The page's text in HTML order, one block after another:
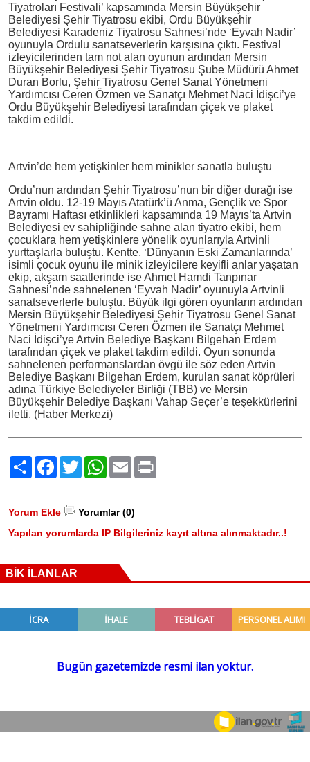
Tiyatroları Festivali’ kapsamında Mersin Büyükşehir
Belediyesi Şehir Tiyatrosu ekibi, Ordu Büyükşehir
Belediyesi Karadeniz Tiyatrosu Sahnesi’nde ‘Eyvah Nadir’
oyunuyla Ordulu sanatseverlerin karşısına çıktı. Festival
izleyicilerinden tam not alan oyunun ardından Mersin
Büyükşehir Belediyesi Şehir Tiyatrosu Şube Müdürü Ahmet
Duran Borlu, Şehir Tiyatrosu Genel Sanat Yönetmeni
Yardımcısı Ceren Özmen ve Sanatçı Mehmet Naci İdişci’ye
Ordu Büyükşehir Belediyesi tarafından çiçek ve plaket
takdim edildi.
Artvin’de hem yetişkinler hem minikler sanatla buluştu
Ordu’nun ardından Şehir Tiyatrosu’nun bir diğer durağı ise
Artvin oldu. 12-19 Mayıs Atatürk’ü Anma, Gençlik ve Spor
Bayramı Haftası etkinlikleri kapsamında 19 Mayıs’ta Artvin
Belediyesi ev sahipliğinde sahne alan tiyatro ekibi, hem
çocuklara hem yetişkinlere yönelik oyunlarıyla Artvinli
yurttaşlarla buluştu. Kentte, ‘Dünyanın Eski Zamanlarında’
isimli çocuk oyunu ile minik izleyicilere keyifli anlar yaşatan
ekip, akşam saatlerinde ise Ahmet Hamdi Tanpınar
Sahnesi’nde sahnelenen ‘Eyvah Nadir’ oyunuyla Artvinli
sanatseverlerle buluştu. Büyük ilgi gören oyunların ardından
Mersin Büyükşehir Belediyesi Şehir Tiyatrosu Genel Sanat
Yönetmeni Yardımcısı Ceren Özmen ile Sanatçı Mehmet
Naci İdişci’ye Artvin Belediye Başkanı Bilgehan Erdem
tarafından çiçek ve plaket takdim edildi. Oyun sonunda
sahnelenen performanslardan övgü ile söz eden Artvin
Belediye Başkanı Bilgehan Erdem, kurulan sanat köprüleri
adına Türkiye Belediyeler Birliği (TBB) ve Mersin
Büyükşehir Belediye Başkanı Vahap Seçer’e teşekkürlerini
iletti. (Haber Merkezi)
PaylaşFacebook
TwitterWhatsApp
EmailPrint
Yorum Ekle
Yorumlar (0)
Yapılan yorumlarda IP Bilgileriniz kayıt altına alınmaktadır..!
BİK İLANLAR